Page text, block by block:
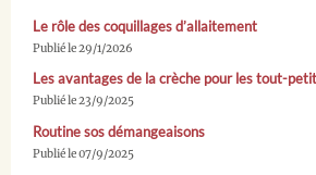
Le rôle des coquillages d’allaitement
Publié le 29/1/2026
Les avantages de la crèche pour les tout-
Publié le 23/9/2025
Routine sos démangeaisons
Publié le 07/9/2025